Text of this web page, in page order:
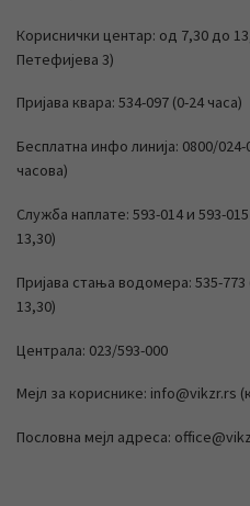
Кориснички центар: од 7,30 до
Петефијева 3)
Пријава квара: 534-097 (0-24 часа)
Бесплатна инфо линија: 0800/
часова)
Служба наплате: 593-014 и 593-
13,30)
Пријава стања водомера: 535-
13,30)
Централа: 023/593-000
Мејл за кориснике: info@vikzr.rs
Пословна мејл адреса: